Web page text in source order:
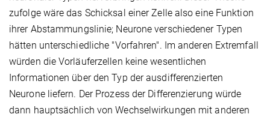
zufolge wäre das Schicksal einer Zelle also eine Funktion
ihrer Abstammungslinie; Neurone verschiedener Typen
hätten unterschiedliche "Vorfahren". Im anderen Extremfall
würden die Vorläuferzellen keine wesentlichen
Informationen über den Typ der ausdifferenzierten
Neurone liefern. Der Prozess der Differenzierung würde
dann hauptsächlich von Wechselwirkungen mit anderen